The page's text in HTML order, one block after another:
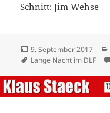
Schnitt: Jim Wehse
Veröffentlicht
am
9. September 2017
Schlagwörter
Lange Nacht im DLF